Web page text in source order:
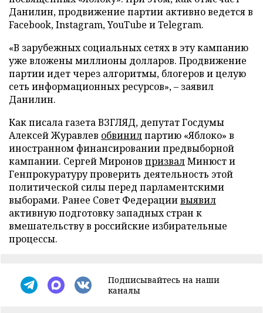
Данилин, продвижение партии активно ведется в
Facebook, Instagram, YouTube и Telegram.
«В зарубежных социальных сетях в эту кампанию
уже вложены миллионы долларов. Продвижение
партии идет через алгоритмы, блогеров и целую
сеть информационных ресурсов», – заявил
Данилин.
Как писала газета ВЗГЛЯД, депутат Госдумы
Алексей Журавлев обвинилпартию «Яблоко» в
иностранном финансировании предвыборной
кампании. Сергей Миронов призвалМинюст и
Генпрокуратуру проверить деятельность этой
политической силы перед парламентскими
выборами. Ранее Совет Федерациивыявил
активную подготовку западных стран к
вмешательству в российские избирательные
процессы.
Подписывайтесь на наши
каналы